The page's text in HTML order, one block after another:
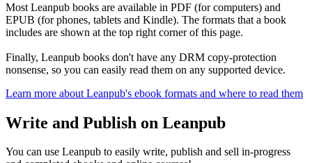
Most Leanpub books are available in PDF (for computers) and
EPUB (for phones, tablets and Kindle). The formats that a book
includes are shown at the top right corner of this page.
Finally, Leanpub books don't have any DRM copy-protection
nonsense, so you can easily read them on any supported device.
Learn more about Leanpub's ebook formats and where to read them
Write and Publish on Leanpub
You can use Leanpub to easily write, publish and sell in-progress